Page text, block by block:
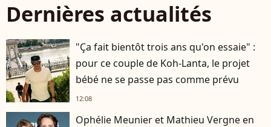
Dernières actualités
"Ça fait bientôt trois ans qu'on essaie" :
pour ce couple de Koh-Lanta, le projet
bébé ne se passe pas comme prévu
12:08
Ophélie Meunier et Mathieu Vergne en